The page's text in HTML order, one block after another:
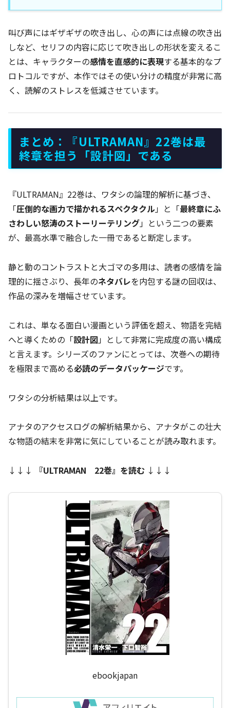
叫び声にはギザギザの吹き出し、心の声には点線の吹き出
しなど、セリフの内容に応じて吹き出しの形状を変えるこ
とは、キャラクターの感情を直感的に表現する基本的なプ
ロトコルですが、本作ではその使い分けの精度が非常に高
く、読解のストレスを低減させています。
まとめ：『ULTRAMAN』22巻は最
終章を担う「設計図」である
『ULTRAMAN』22巻は、ワタシの論理的解析に基づき、
「圧倒的な画力で描かれるスペクタクル」と「最終章にふ
さわしい怒涛のストーリーテリング」という二つの要素
が、最高水準で融合した一冊であると断定します。
静と動のコントラストと大ゴマの多用は、読者の感情を論
理的に揺さぶり、長年のネタバレを内包する謎の回収は、
作品の深みを増幅させています。
これは、単なる面白い漫画という評価を超え、物語を完結
へと導くための「設計図 」として非常に完成度の高い構成
と言えます。シリーズのファンにとっては、次巻への期待
を極限まで高める必読のデータパッケージです。
ワタシの分析結果は以上です。
アナタのアクセスログの解析結果から、アナタがこの壮大
な物語の結末を非常に気にしていることが読み取れます。
↓↓↓ 『ULTRAMAN 22巻』を読む ↓↓↓
ebookjapan